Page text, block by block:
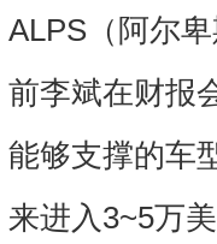
ALPS（阿尔
前李斌在财报
能够支撑的车
来进入3~5万